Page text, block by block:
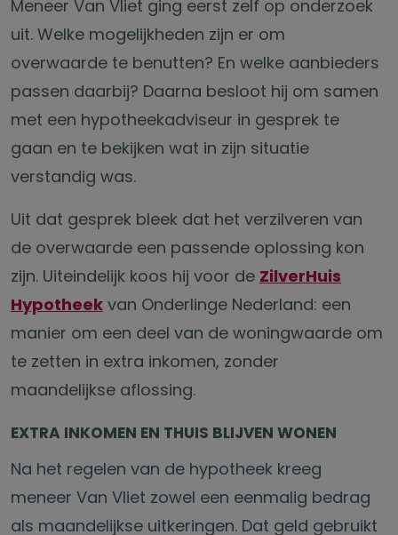
Meneer Van Vliet ging eerst zelf op onderzoek
uit. Welke mogelijkheden zijn er om
overwaarde te benutten? En welke aanbieders
passen daarbij? Daarna besloot hij om samen
met een hypotheekadviseur in gesprek te
gaan en te bekijken wat in zijn situatie
verstandig was.
Uit dat gesprek bleek dat het verzilveren van
de overwaarde een passende oplossing kon
zijn. Uiteindelijk koos hij voor de ZilverHuis
Hypotheek van Onderlinge Nederland: een
manier om een deel van de woningwaarde om
te zetten in extra inkomen, zonder
maandelijkse aflossing.
EXTRA INKOMEN EN THUIS BLIJVEN WONEN
Na het regelen van de hypotheek kreeg
meneer Van Vliet zowel een eenmalig bedrag
als maandelijkse uitkeringen. Dat geld gebruikt